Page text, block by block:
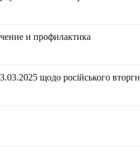
и профилактика
щодо російського